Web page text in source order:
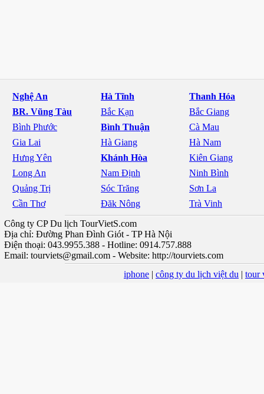
Nghệ An Hà Tĩnh
Thanh Hóa
BR. Vũng Tàu
Bắc Kạn
Bắc Giang
Bình Phước
Bình Thuận
Cà Mau
Gia Lai
Hà Giang
Hà Nam
Hưng Yên
Khánh Hòa
Kiên Giang
Long An
Nam Định
Ninh Bình
Quảng Trị
Sóc Trăng
Sơn La
Cần Thơ
Đăk Nông
Trà Vinh
Công ty CP Du lịch TourVietS.com
Địa chỉ: Đường Phan Đình Giót - TP Hà Nội
Điện thoại: 043.9955.388 - Hotline: 0914.757.888
Email: tourviets@gmail.com - Website: http://tourviets.com
iphone | công ty du lịch việt du | tour